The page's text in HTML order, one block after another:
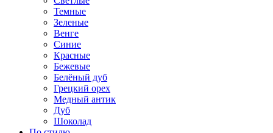
Темные
Зеленые
Венге
Синие
Красные
Бежевые
Белёный дуб
Грецкий орех
Медный антик
Дуб
Шоколад